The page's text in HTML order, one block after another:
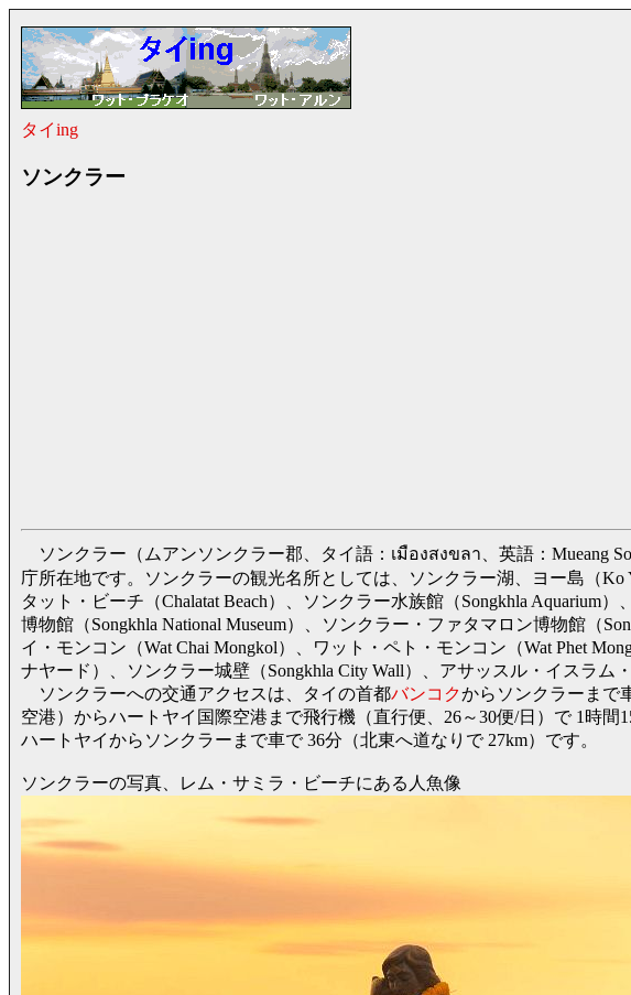
タイing
ソンクラー
ソンクラー（ムアンソンクラー郡、タイ語：เมืองสงขลา、英語：Mueang
庁所在地です。ソンクラーの観光名所としては、ソンクラー湖、ヨー島（Ko
タット・ビーチ（Chalatat Beach）、ソンクラー水族館（Songkhla Aquarium
博物館（Songkhla National Museum）、ソンクラー・ファタマロン博物館（
イ・モンコン（Wat Chai Mongkol）、ワット・ペト・モンコン（Wat Phet
ナヤード）、ソンクラー城壁（Songkhla City Wall）、アサッスル・イスラム
ソンクラーへの交通アクセスは、タイの首都バンコクからソンクラーまで
空港）からハートヤイ国際空港まで飛行機（直行便、26～30便/日）で 1時
ハートヤイからソンクラーまで車で 36分（北東へ道なりで 27km）です。
ソンクラーの写真、レム・サミラ・ビーチにある人魚像